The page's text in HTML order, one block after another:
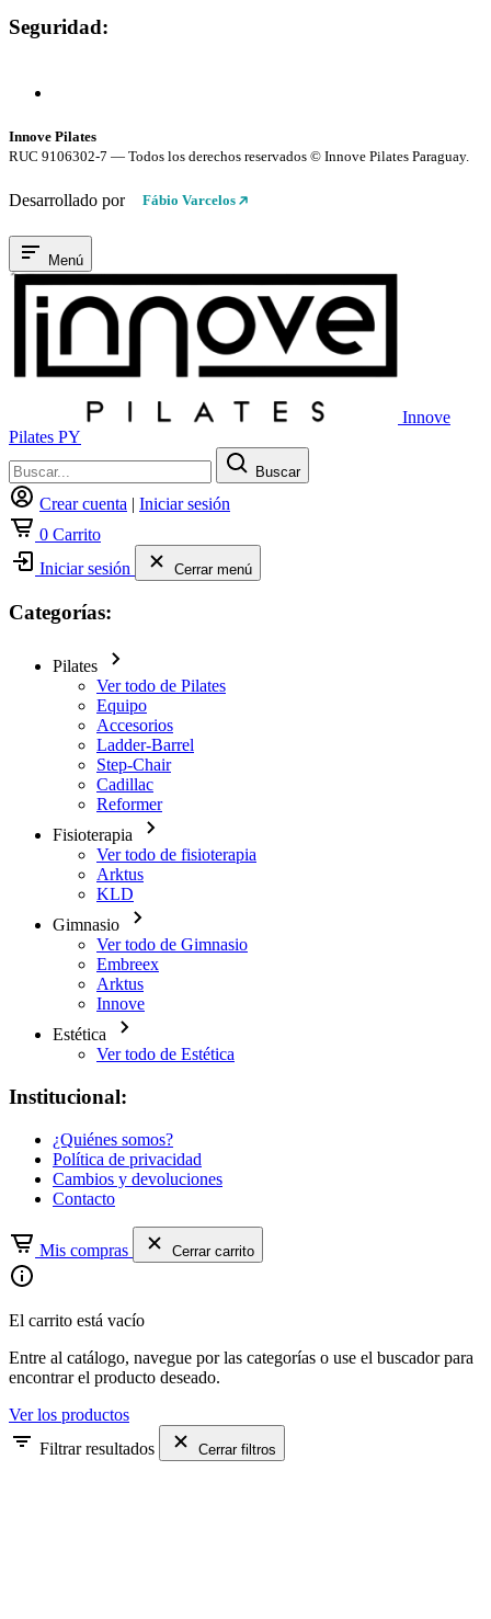
Seguridad:
Innove Pilates
RUC 9106302-7 — Todos los derechos reservados © Innove Pilates Paraguay.
Desarrollado por Fábio Varcelos
Menú
Innove
Pilates PY
Buscar
Crear cuenta | Iniciar sesión
0 Carrito
Iniciar sesión
Cerrar menú
Categorías:
Pilates
Ver todo de Pilates
Equipo
Accesorios
Ladder-Barrel
Step-Chair
Cadillac
Reformer
Fisioterapia
Ver todo de fisioterapia
Arktus
KLD
Gimnasio
Ver todo de Gimnasio
Embreex
Arktus
Innove
Estética
Ver todo de Estética
Institucional:
¿Quiénes somos?
Política de privacidad
Cambios y devoluciones
Contacto
Mis compras Cerrar carrito
El carrito está vacío
Entre al catálogo, navegue por las categorías o use el buscador para
encontrar el producto deseado.
Ver los productos
Filtrar resultados
Cerrar filtros